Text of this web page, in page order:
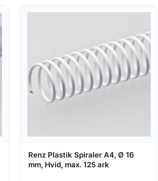
Renz Plastik Spiraler A4, Ø 16
mm, Hvid, max. 125 ark